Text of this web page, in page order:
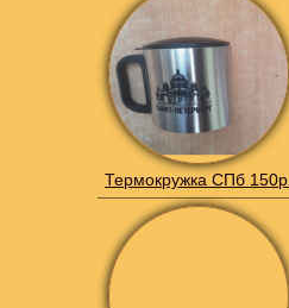
Термокружка СПб 150р.